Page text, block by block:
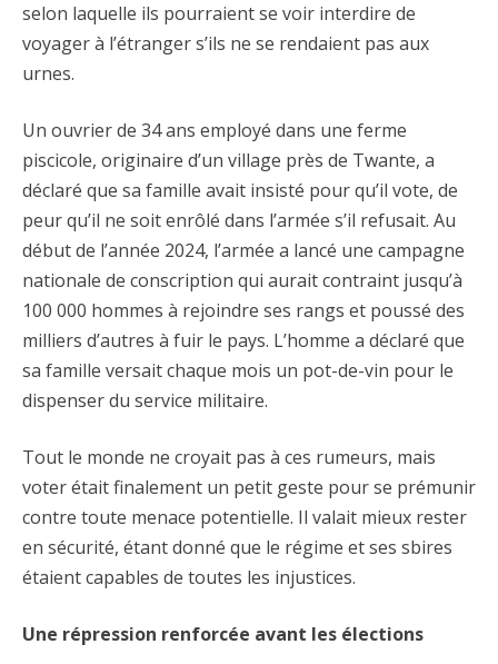
selon laquelle ils pourraient se voir interdire de
voyager à l’étranger s’ils ne se rendaient pas aux
urnes.
Un ouvrier de 34 ans employé dans une ferme
piscicole, originaire d’un village près de Twante, a
déclaré que sa famille avait insisté pour qu’il vote, de
peur qu’il ne soit enrôlé dans l’armée s’il refusait. Au
début de l’année 2024, l’armée a lancé une campagne
nationale de conscription qui aurait contraint jusqu’à
100 000 hommes à rejoindre ses rangs et poussé des
milliers d’autres à fuir le pays. L’homme a déclaré que
sa famille versait chaque mois un pot-de-vin pour le
dispenser du service militaire.
Tout le monde ne croyait pas à ces rumeurs, mais
voter était finalement un petit geste pour se prémunir
contre toute menace potentielle. Il valait mieux rester
en sécurité, étant donné que le régime et ses sbires
étaient capables de toutes les injustices.
Une répression renforcée avant les élections